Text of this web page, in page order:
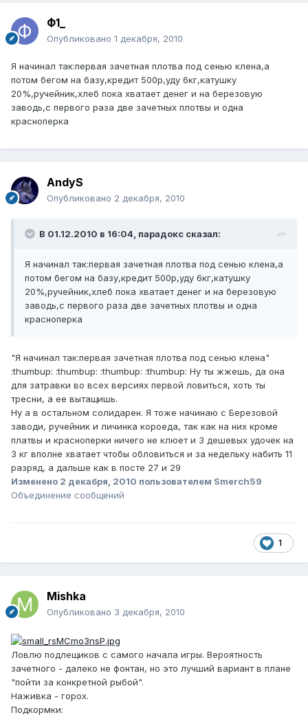
Ф1_
Опубликовано 1 декабря, 2010
Я начинал так:первая зачетная плотва под сенью клена,а
потом бегом на базу,кредит 500р,уду 6кг,катушку
20%,ручейник,хлеб пока хватает денег и на березовую
заводь,с первого раза две зачетных плотвы и одна
красноперка
AndyS
Опубликовано 2 декабря, 2010
В 01.12.2010 в 16:04, парадокс сказал:
Я начинал так:первая зачетная плотва под сенью клена,а
потом бегом на базу,кредит 500р,уду 6кг,катушку
20%,ручейник,хлеб пока хватает денег и на березовую
заводь,с первого раза две зачетных плотвы и одна
красноперка
"Я начинал так:первая зачетная плотва под сенью клена"
:thumbup: :thumbup: :thumbup: :thumbup: Ну ты жжешь, да она
для затравки во всех версиях первой ловиться, хоть ты
тресни, а ее вытащишь.
Ну а в остальном солидарен. Я тоже начинаю с Березовой
заводи, ручейник и личинка короеда, так как на них кроме
платвы и красноперки ничего не клюет и 3 дешевых удочек на
3 кг вполне хватает чтобы обловиться и за недельку набить 11
разряд, а дальше как в посте 27 и 29
Изменено 2 декабря, 2010 пользователем Smerch59
Объединение сообщений
1
Mishka
Опубликовано 3 декабря, 2010
Ловлю подлещиков с самого начала игры. Вероятность
зачетного - далеко не фонтан, но это лучший вариант в плане
"пойти за конкретной рыбой".
Наживка - горох.
Подкормки: